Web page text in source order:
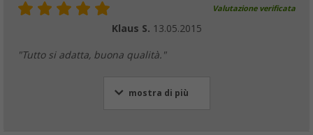
Valutazione verificata
Klaus S. 13.05.2015
"Tutto si adatta, buona qualità."
mostra di più